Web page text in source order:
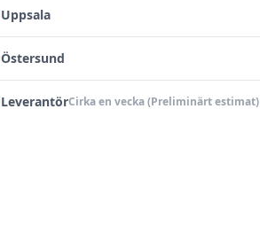
Uppsala
Östersund
LeverantörCirka en vecka (Preliminärt estimat)